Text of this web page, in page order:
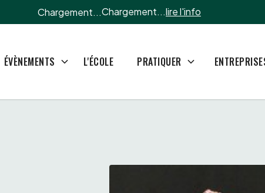
Chargement...Chargement...lire l'info
ÉVÈNEMENTS L'ÉCOLE PRATIQUER